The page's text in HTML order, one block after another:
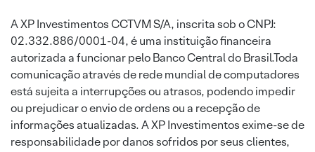
A XP Investimentos CCTVM S/A, inscrita sob o CNPJ:
02.332.886/0001-04, é uma instituição financeira
autorizada a funcionar pelo Banco Central do Brasil.Toda
comunicação através de rede mundial de computadores
está sujeita a interrupções ou atrasos, podendo impedir
ou prejudicar o envio de ordens ou a recepção de
informações atualizadas. A XP Investimentos exime-se de
responsabilidade por danos sofridos por seus clientes,